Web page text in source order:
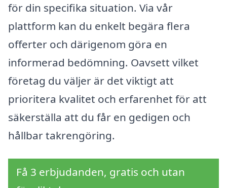
för din specifika situation. Via vår
plattform kan du enkelt begära flera
offerter och därigenom göra en
informerad bedömning. Oavsett vilket
företag du väljer är det viktigt att
prioritera kvalitet och erfarenhet för att
säkerställa att du får en gedigen och
hållbar takrengöring.
Få 3 erbjudanden, gratis och utan